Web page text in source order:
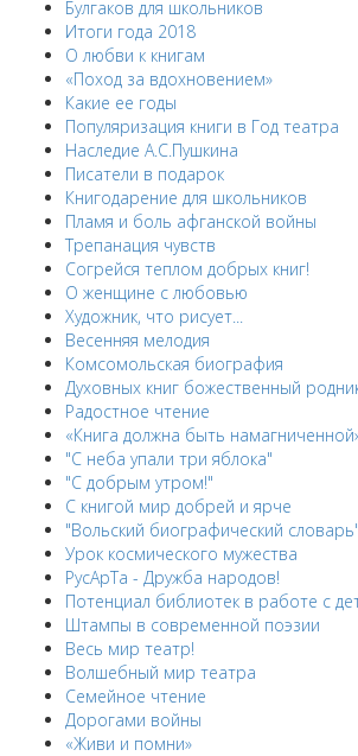
Булгаков для школьников
Итоги года 2018
О любви к книгам
«Поход за вдохновением»
Какие ее годы
Популяризация книги в Год театра
Наследие А.С.Пушкина
Писатели в подарок
Книгодарение для школьников
Пламя и боль афганской войны
Трепанация чувств
Согрейся теплом добрых книг!
О женщине с любовью
Художник, что рисует...
Весенняя мелодия
Комсомольская биография
Духовных книг божественный
Радостное чтение
«Книга должна быть
"С неба упали три яблока"
"С добрым утром!"
С книгой мир добрей и ярче
"Вольский биографический словарь"
Урок космического мужества
РусАрТа - Дружба народов!
Потенциал библиотек в работе с
Штампы в современной поэзии
Весь мир театр!
Волшебный мир театра
Семейное чтение
Дорогами войны
«Живи и помни»